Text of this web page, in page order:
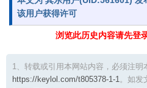
该用户获得许可
浏览此历史内容请先登
1、转载或引用本网站内容，必须注明
https://keylol.com/t805378-1-1。如发